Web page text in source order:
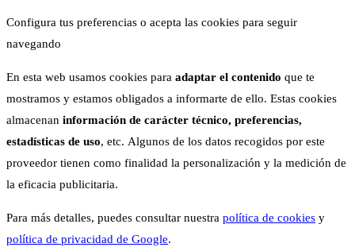
Configura tus preferencias o acepta las cookies para seguir
navegando
En esta web usamos cookies para adaptar el contenido que te
mostramos y estamos obligados a informarte de ello. Estas cookies
almacenan información de carácter técnico, preferencias,
estadísticas de uso, etc. Algunos de los datos recogidos por este
proveedor tienen como finalidad la personalización y la medición de
la eficacia publicitaria.
Para más detalles, puedes consultar nuestra política de cookies y
política de privacidad de Google.